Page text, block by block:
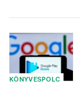
KÖNYVESPOLC